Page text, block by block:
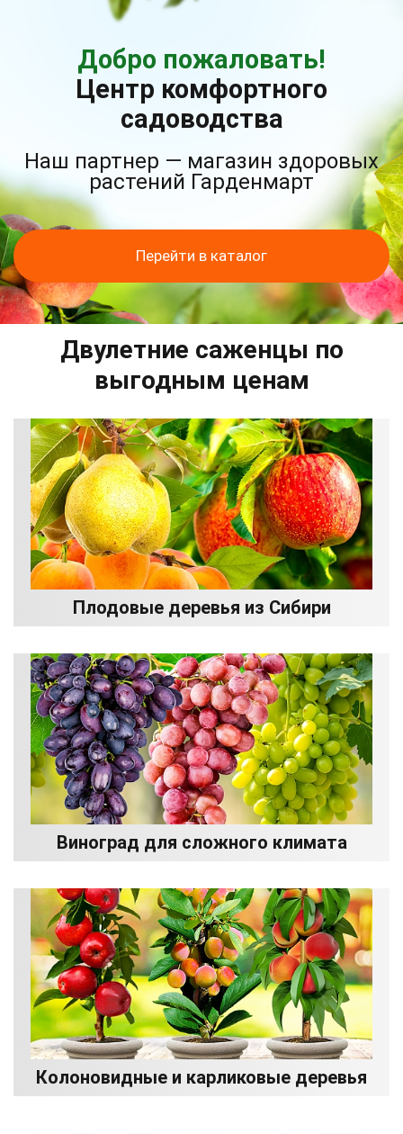
Добро пожаловать!
Центр комфортного
садоводства
Наш партнер — магазин здоровых
растений Гарденмарт
Перейти в каталог
Двулетние саженцы по
выгодным ценам
Плодовые деревья из Сибири
Виноград для сложного климата
Колоновидные и карликовые деревья